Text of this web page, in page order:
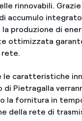
rinnovabili.
accumulo
la produzione di
ottimizzata
rete.
le caratteristiche
di Pietragalla
la fornitura in
della rete di